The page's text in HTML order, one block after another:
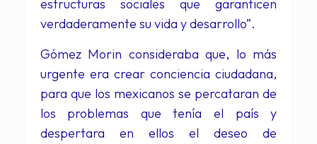
estructuras sociales que garanticen
verdaderamente su vida y desarrollo”.
Gómez Morin consideraba que, lo más
urgente era crear conciencia ciudadana,
para que los mexicanos se percataran de
los problemas que tenía el país y
despertara en ellos el deseo de